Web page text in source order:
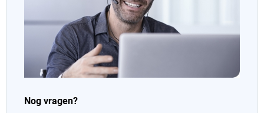
Nog vragen?